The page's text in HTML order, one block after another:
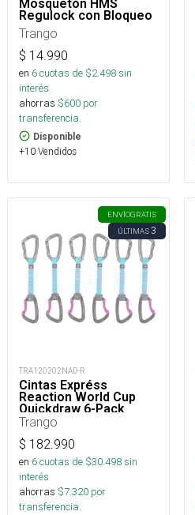
Mosquetón HMS
Regulock con Bloqueo
Trango
$ 14.990
en 6cuotas de $2.498sin
interés
ahorras $600 por
transferencia.
Disponible
+10 Vendidos
ENVÍOGRATIS
ÚLTIMAS3
TRA120202NAD-R
Cintas Expréss
Reaction World Cup
Quickdraw 6-Pack
Trango
$ 182.990
en 6cuotas de $30.498sin
interés
ahorras $7.320 por
transferencia.